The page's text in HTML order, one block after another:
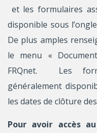
et les formulaires
disponible sous
De plus amples
le menu «
FRQnet. Les
généralement
les dates de clôture
Pour avoir accès